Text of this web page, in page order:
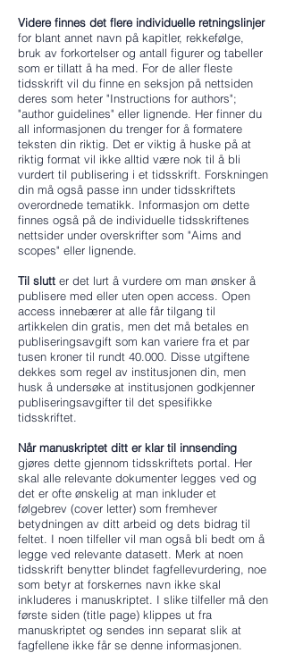
Videre finnes det flere individuelle retningslinjer
for blant annet navn på kapitler, rekkefølge,
bruk av forkortelser og antall figurer og tabeller
som er tillatt å ha med. For de aller fleste
tidsskrift vil du finne en seksjon på nettsiden
deres som heter "Instructions for authors";
"author guidelines" eller lignende. Her finner du
all informasjonen du trenger for å formatere
teksten din riktig. Det er viktig å huske på at
riktig format vil ikke alltid være nok til å bli
vurdert til publisering i et tidsskrift. Forskningen
din må også passe inn under tidsskriftets
overordnede tematikk. Informasjon om dette
finnes også på de individuelle tidsskriftenes
nettsider under overskrifter som "Aims and
scopes" eller lignende.
Til slutt er det lurt å vurdere om man ønsker å
publisere med eller uten open access. Open
access innebærer at alle får tilgang til
artikkelen din gratis, men det må betales en
publiseringsavgift som kan variere fra et par
tusen kroner til rundt 40.000. Disse utgiftene
dekkes som regel av institusjonen din, men
husk å undersøke at institusjonen godkjenner
publiseringsavgifter til det spesifikke
tidsskriftet.
Når manuskriptet ditt er klar til innsending
gjøres dette gjennom tidsskriftets portal. Her
skal alle relevante dokumenter legges ved og
det er ofte ønskelig at man inkluder et
følgebrev (cover letter) som fremhever
betydningen av ditt arbeid og dets bidrag til
feltet. I noen tilfeller vil man også bli bedt om å
legge ved relevante datasett. Merk at noen
tidsskrift benytter blindet fagfellevurdering, noe
som betyr at forskernes navn ikke skal
inkluderes i manuskriptet. I slike tilfeller må den
første siden (title page) klippes ut fra
manuskriptet og sendes inn separat slik at
fagfellene ikke får se denne informasjonen.